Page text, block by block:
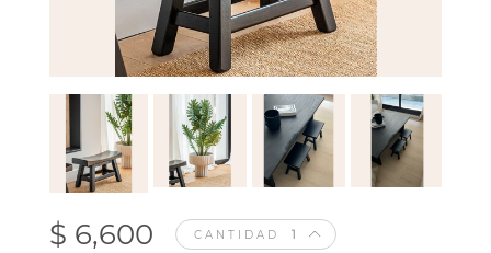
$ 6,600 CANTIDAD